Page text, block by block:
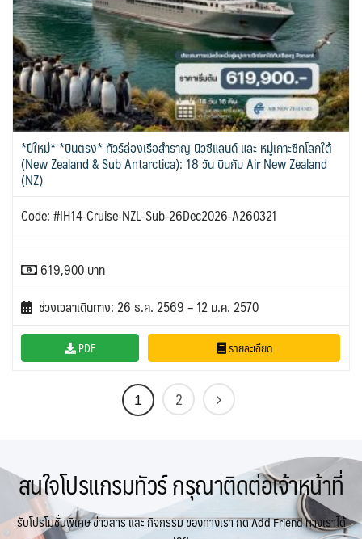
*ปีใหม่* *บินตรง* ทัวร์ล่องเรือสำราญ นิวซีแลนด์ และ หมู่เกาะซีกโลกใต้
(New Zealand & Sub Antarctica): 18 วัน บินกับ Air New Zealand
(NZ)
Code: #IH14-Cruise-NZL-Sub-26Dec2026-A260321
619,900 บาท
ช่วงเวลาเดินทาง: 26 ธ.ค. 2569 – 12 ม.ค. 2570
PDF รายละเอียด
1 2
สนใจโปรแกรมทัวร์ กรุณาติดต่อเจ้าหน้าที่
รับโปรโมชั่นพิเศษ ข่าวสาร และ กิจกรรม ของทางเรา กด Add Friend ทางเราได้